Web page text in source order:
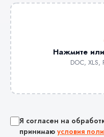
Нажмите
DOC, XLS,
Я согласен на
принимаю условия